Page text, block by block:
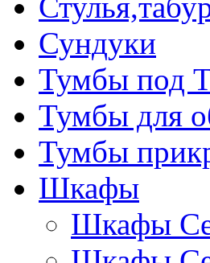
Сундуки
Тумбы под
Тумбы для
Тумбы
Шкафы
Шкафы